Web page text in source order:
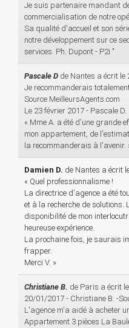
Je suis partenaire mandant
commercialisation de notre
Sa qualité d'accueil et son
notre développement sur ce
services. Ph. Dupont - P2i "
Pascale D de Nantes a écrit le
Je recommanderais
Source MeilleursAgents.com
Le 23 février 2017 - Pascale D.
« Mme A. a été d'une grande
mon appartement, de
la recommanderais à l'avenir.
Damien D. de Nantes a écrit
« Quel professionnalisme !
La directrice d'agence a été
et à la recherche de solutions.
disponibilité de mon
heureuse expérience.
La prochaine fois, je saurais
frapper.
Merci V. »
Christiane B. de Paris a écrit le
20/01/2017 - Christiane B. -
L'agence m'a aidé à acheter
Appartement 3 pièces La